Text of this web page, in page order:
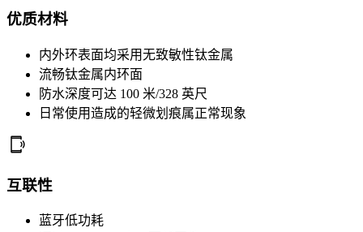
优质材料
内外环表面均采用无致敏性钛金属
流畅钛金属内环面
防水深度可达 100 米/328 英尺
日常使用造成的轻微划痕属正常现象
互联性
蓝牙低功耗